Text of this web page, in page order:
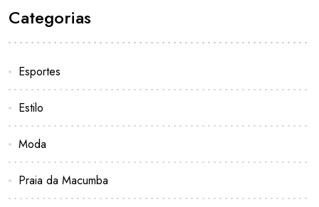
Categorias
Esportes
Estilo
Moda
Praia da Macumba